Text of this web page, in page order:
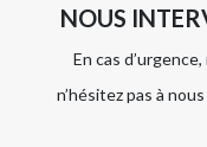
NOUS
En cas
n’hésitez pas à